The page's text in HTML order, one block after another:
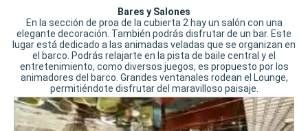
Bares y Salones
En la sección de proa de la cubierta 2 hay un salón con una
elegante decoración. También podrás disfrutar de un bar. Este
lugar está dedicado a las animadas veladas que se organizan en
el barco. Podrás relajarte en la pista de baile central y el
entretenimiento, como diversos juegos, es propuesto por los
animadores del barco. Grandes ventanales rodean el Lounge,
permitiéndote disfrutar del maravilloso paisaje.